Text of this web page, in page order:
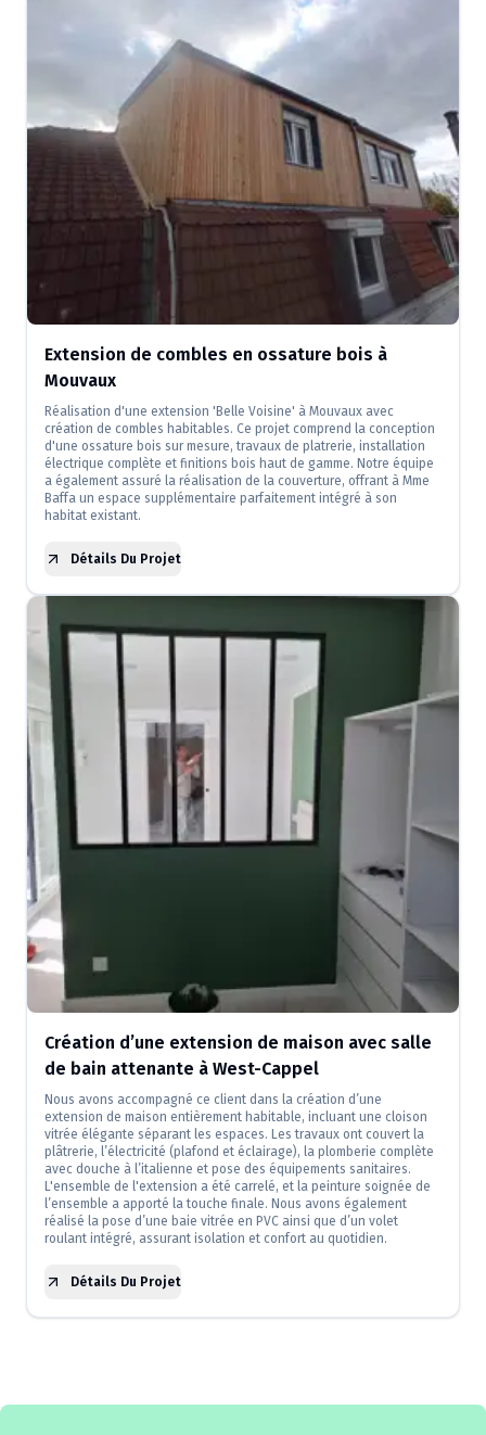
Extension de combles en ossature bois à
Mouvaux
Réalisation d'une extension 'Belle Voisine' à Mouvaux avec
création de combles habitables. Ce projet comprend la conception
d'une ossature bois sur mesure, travaux de platrerie, installation
électrique complète et finitions bois haut de gamme. Notre équipe
a également assuré la réalisation de la couverture, offrant à Mme
Baffa un espace supplémentaire parfaitement intégré à son
habitat existant.
Détails Du Projet
Création d’une extension de maison avec salle
de bain attenante à West-Cappel
Nous avons accompagné ce client dans la création d’une
extension de maison entièrement habitable, incluant une cloison
vitrée élégante séparant les espaces. Les travaux ont couvert la
plâtrerie, l’électricité (plafond et éclairage), la plomberie complète
avec douche à l’italienne et pose des équipements sanitaires.
L'ensemble de l'extension a été carrelé, et la peinture soignée de
l’ensemble a apporté la touche finale. Nous avons également
réalisé la pose d’une baie vitrée en PVC ainsi que d’un volet
roulant intégré, assurant isolation et confort au quotidien.
Détails Du Projet